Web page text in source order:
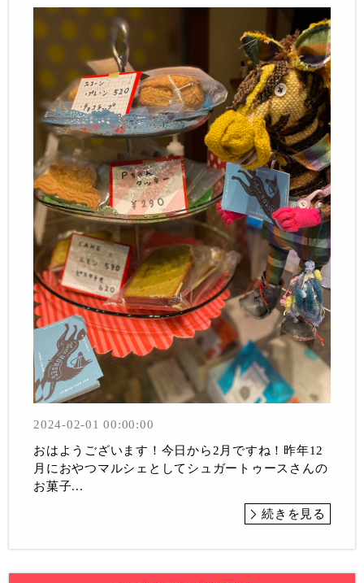
2024-02-01 00:00:00
おはようございます！今日から2月ですね！昨年12
月におやつマルシェとしてシュガートゥースさんの
お菓子...
続きを見る